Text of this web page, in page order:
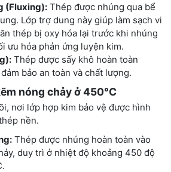
(Fluxing): Thép được nhúng qua bể
Lớp trợ dung này giúp làm sạch vi
thép bị oxy hóa lại trước khi nhúng
ưu hóa phản ứng luyện kim.
Thép được sấy khô hoàn toàn
bảo an toàn và chất lượng.
nóng chảy ở 450°C
nơi lớp hợp kim bảo vệ được hình
nền.
Thép được nhúng hoàn toàn vào
duy trì ở nhiệt độ khoảng 450 độ